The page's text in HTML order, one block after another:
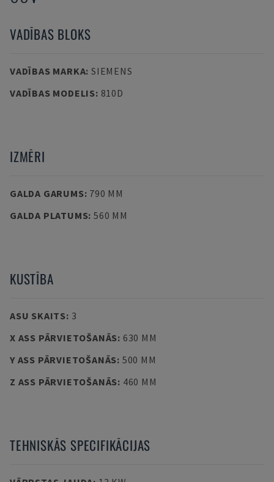
VADĪBAS BLOKS
VADĪBAS MARKA: SIEMENS
VADĪBAS MODELIS: 810D
IZMĒRI
GALDA GARUMS: 790 MM
GALDA PLATUMS: 560 MM
KUSTĪBA
ASU SKAITS: 3
X ASS PĀRVIETOŠANĀS: 630 MM
Y ASS PĀRVIETOŠANĀS: 500 MM
Z ASS PĀRVIETOŠANĀS: 460 MM
TEHNISKĀS SPECIFIKĀCIJAS